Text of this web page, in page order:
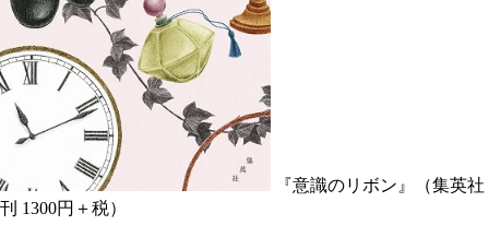
『意識のリボン』（集英社
刊 1300円＋税）